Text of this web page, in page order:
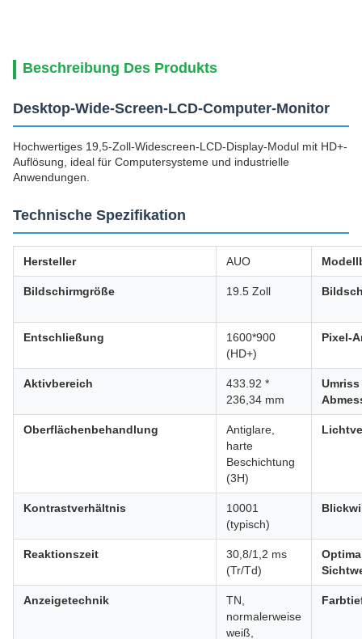
Beschreibung Des Produkts
Desktop-Wide-Screen-LCD-Computer-Monitor
Hochwertiges 19,5-Zoll-Widescreen-LCD-Display-Modul mit HD+-
Auflösung, ideal für Computersysteme und industrielle
Anwendungen.
Technische Spezifikation
Hersteller AUO
Bildschirmgröße 19.5 Zoll
Entschließung
1600*900
(HD+)
Pixel-
Aktivbereich
433.92 *
236,34 mm
Umriss
Oberflächenbehandlung
Antiglare,
harte
Beschichtung
(3H)
Kontrastverhältnis
10001
(typisch)
Reaktionszeit
30,8/1,2 ms
(Tr/Td)
Anzeigetechnik
TN,
normalerweise
weiß,